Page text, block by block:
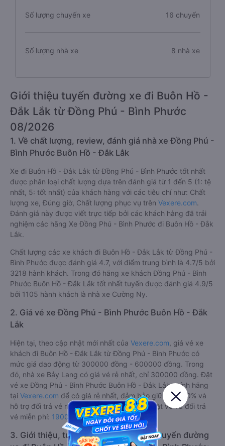
Số lượng chuyến xe 16 chuyến
Số lượng nhà xe 8 nhà xe
Giới thiệu tuyến đường xe đi Buôn Hồ -
Đắk Lắk từ Đồng Phú - Bình Phước
08/2026
1. Về chất lượng, review, đánh giá nhà xe Đồng Phú -
Bình Phước Buôn Hồ - Đắk Lắk
Xe đi Buôn Hồ - Đắk Lắk từ Đồng Phú - Bình Phước tốt nhất
được phân loại chất lượng dựa trên đánh giá từ 1 đến 5 (1: tệ
nhất, 5: tốt nhất) của khách hàng với các tiêu chí như: Chất
lượng xe, Đúng giờ, Chất lượng phục vụ trên Vexere.com.
Đánh giá này được viết trực tiếp bởi các khách hàng đã trải
nghiệm các hãng Xe Đồng Phú - Bình Phước đi Buôn Hồ - Đắk
Lắk.
Chất lượng các xe khách đi Buôn Hồ - Đắk Lắk từ Đồng Phú -
Bình Phước được đánh giá 4.7, với điểm trung bình là 4.7/5 bởi
3218 hành khách. Trong đó hãng xe khách Đồng Phú - Bình
Phước Buôn Hồ - Đắk Lắk tốt nhất tuyến được đánh giá 4.9/5
bởi 1105 hành khách là nhà xe Cường Ny.
2. Giá vé xe Đồng Phú - Bình Phước Buôn Hồ - Đắk
Lắk
Hiện tại, theo cập nhật mới nhất của Vexere.com , giá vé xe
khách đi Buôn Hồ - Đắk Lắk từ Đồng Phú - Bình Phước có
mức giá dao động từ 300000 đồng - 600000 đồng. Trong
đó, nhà xe Bảy Lang có giá vé rẻ nhất, chỉ 300000 đồng. Đặt
vé xe Đồng Phú - Bình Phước Buôn Hồ - Đắk Lắk chính hãng
tại Vexere.com để có giá rẻ nhất, đảm bảo giữ chỗ 100% và
hỗ trợ đổi trả vé miễn phí. Tổng đài tư vấn, đặt vé và đổi trả
vé miễn phí: 1900 888684.
3. Giới thiệu, tư vấn các dòng xe chạy tuyến đường